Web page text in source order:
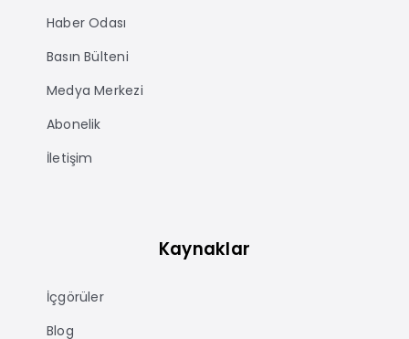
Haber Odası
Basın Bülteni
Medya Merkezi
Abonelik
İletişim
Kaynaklar
İçgörüler
Blog